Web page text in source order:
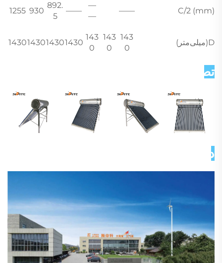
C/2 (mm)
——
—
—
——
892.
5
930
1255
D(میلی‌متر)
143
0
143
0
143
0
1430
1430
1430
1430
تصاویر دقیق
درباره ما